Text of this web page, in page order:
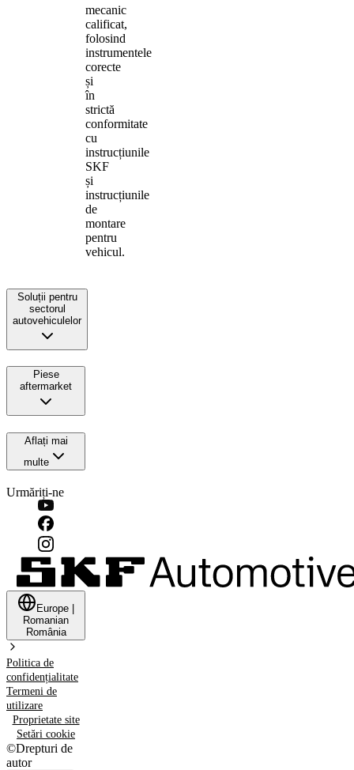
mecanic
calificat,
folosind
instrumentele
corecte
și
în
strictă
conformitate
cu
instrucțiunile
SKF
și
instrucțiunile
de
montare
pentru
vehicul.
Soluții pentru
sectorul
autovehiculelor
Piese
aftermarket
Aflați mai
multe
Urmăriți-ne
Europe
Romanian
România
Politica de
confidențialitate
Termeni de
utilizare
Proprietate site
Setări cookie
©Drepturi de
autor